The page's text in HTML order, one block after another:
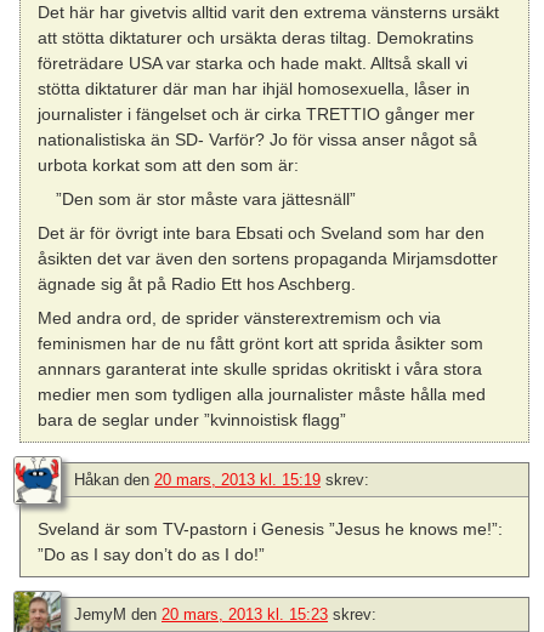
Det här har givetvis alltid varit den extrema vänsterns ursäkt
att stötta diktaturer och ursäkta deras tiltag. Demokratins
företrädare USA var starka och hade makt. Alltså skall vi
stötta diktaturer där man har ihjäl homosexuella, låser in
journalister i fängelset och är cirka TRETTIO gånger mer
nationalistiska än SD- Varför? Jo för vissa anser något så
urbota korkat som att den som är:
”Den som är stor måste vara jättesnäll”
Det är för övrigt inte bara Ebsati och Sveland som har den
åsikten det var även den sortens propaganda Mirjamsdotter
ägnade sig åt på Radio Ett hos Aschberg.
Med andra ord, de sprider vänsterextremism och via
feminismen har de nu fått grönt kort att sprida åsikter som
annnars garanterat inte skulle spridas okritiskt i våra stora
medier men som tydligen alla journalister måste hålla med
bara de seglar under ”kvinnoistisk flagg”
Håkan den 20 mars, 2013 kl. 15:19 skrev:
Sveland är som TV-pastorn i Genesis ”Jesus he knows me!”:
”Do as I say don’t do as I do!”
JemyM den 20 mars, 2013 kl. 15:23 skrev: